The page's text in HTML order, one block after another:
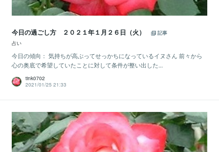
今日の過ごし方 ２０２１年１月２６日（火）
記事
占い
今日の傾向： 気持ちが高ぶってせっかちになっているイヌさん 前々から
心の奥底で希望していたことに対して条件が整い出した...
tink0702
2021/01/25 21:33